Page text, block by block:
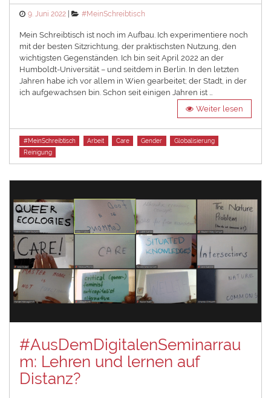
Posted
9. Juni 2022 Categories
#MeinSchreibtisch
Mein Schreibtisch ist noch im Aufbau. Ich experimentiere noch
mit der besten Sitzrichtung, der praktischsten Nutzung, den
wichtigsten Gegenständen. Ich bin seit April 2022 an der
Humboldt-Universität – und seitdem in Berlin. In den letzten
Jahren habe ich vor allem in Wien gearbeitet; der Stadt, in der
ich aufgewachsen bin. Schon seit einigen Jahren ist …
Weiter lesen
Tags
#MeinSchreibtisch Arbeit Care Gender
Globalisierung
Reinigung
#AusDemDigitalenSeminarrau
m: Lehren und lernen auf
Distanz?